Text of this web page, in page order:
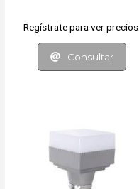
Regístrate para ver precios.
Consultar